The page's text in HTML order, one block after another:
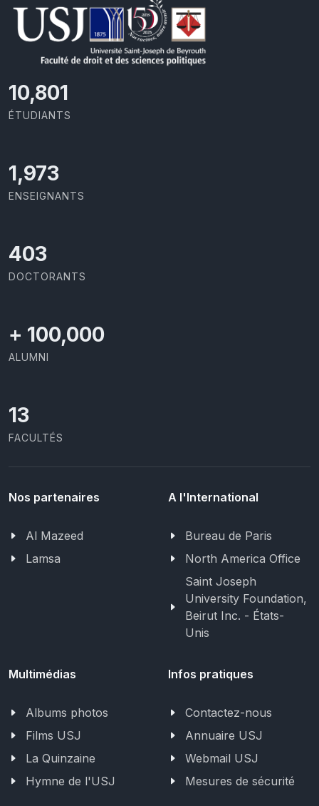
11,418
ÉTUDIANTS
2,086
ENSEIGNANTS
426
DOCTORANTS
+ 100,000
ALUMNI
13
FACULTÉS
Nos partenaires
Al Mazeed
Lamsa
A l'International
Bureau de Paris
North America Office
Saint Joseph
University Foundation,
Beirut Inc. - États-
Unis
Multimédias
Albums photos
Films USJ
La Quinzaine
Hymne de l'USJ
Infos pratiques
Contactez-nous
Annuaire USJ
Webmail USJ
Mesures de sécurité